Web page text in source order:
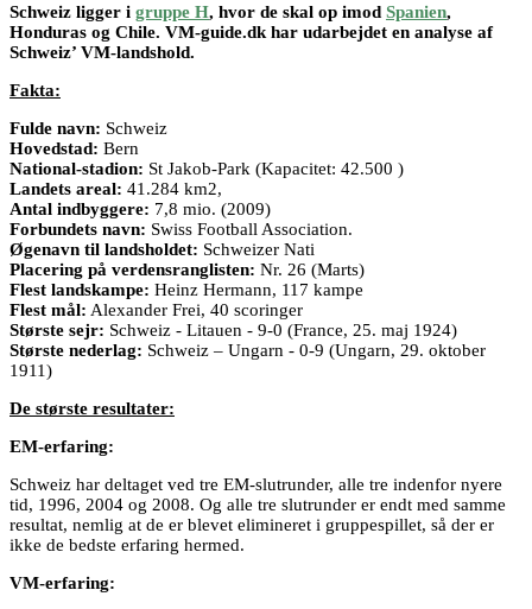
Schweiz ligger i gruppe H, hvor de skal op imod Spanien,
Honduras og Chile. VM-guide.dk har udarbejdet en analyse af
Schweiz’ VM-landshold.
Fakta:
Fulde navn: Schweiz
Hovedstad: Bern
National-stadion: St Jakob-Park (Kapacitet: 42.500 )
Landets areal: 41.284 km2,
Antal indbyggere: 7,8 mio. (2009)
Forbundets navn: Swiss Football Association.
Øgenavn til landsholdet: Schweizer Nati
Placering på verdensranglisten: Nr. 26 (Marts)
Flest landskampe: Heinz Hermann, 117 kampe
Flest mål: Alexander Frei, 40 scoringer
Største sejr: Schweiz - Litauen - 9-0 (France, 25. maj 1924)
Største nederlag: Schweiz – Ungarn - 0-9 (Ungarn, 29. oktober
1911)
De største resultater:
EM-erfaring:
Schweiz har deltaget ved tre EM-slutrunder, alle tre indenfor nyere
tid, 1996, 2004 og 2008. Og alle tre slutrunder er endt med samme
resultat, nemlig at de er blevet elimineret i gruppespillet, så der er
ikke de bedste erfaring hermed.
VM-erfaring: